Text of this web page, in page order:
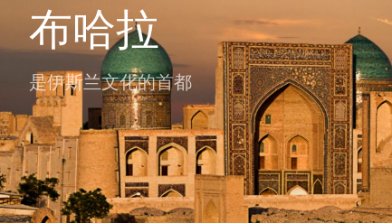
布哈拉
是伊斯兰文化的首都